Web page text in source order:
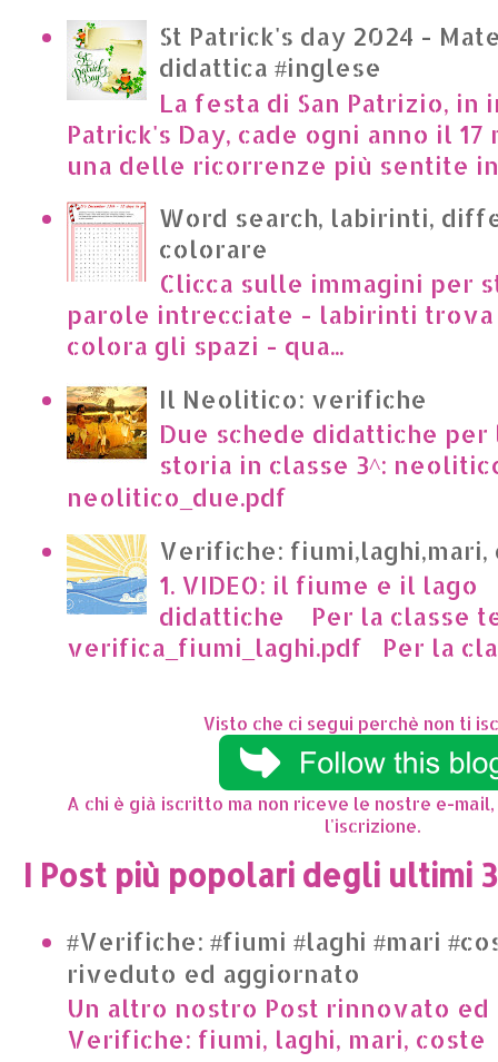
St Patrick's day 2024 -
didattica #inglese
La festa di San Patrizio, in
Patrick's Day, cade ogni anno il 17
una delle ricorrenze più sentite in
Word search, labirinti,
colorare
Clicca sulle immagini per
parole intrecciate - labirinti
colora gli spazi - qua...
Il Neolitico: verifiche
Due schede didattiche
storia in classe 3^:
neolitico_due.pdf
Verifiche: fiumi,laghi,mari,
1. VIDEO: il fiume e il lago
didattiche Per la classe
verifica_fiumi_laghi.pdf Per la
Visto che ci segui perchè non ti
A chi è già iscritto ma non riceve le nostre e-
l'iscrizione.
I Post più popolari degli ultimi
#Verifiche: #fiumi #laghi #mari
riveduto ed aggiornato
Un altro nostro Post rinnovato
Verifiche: fiumi, laghi, mari, coste